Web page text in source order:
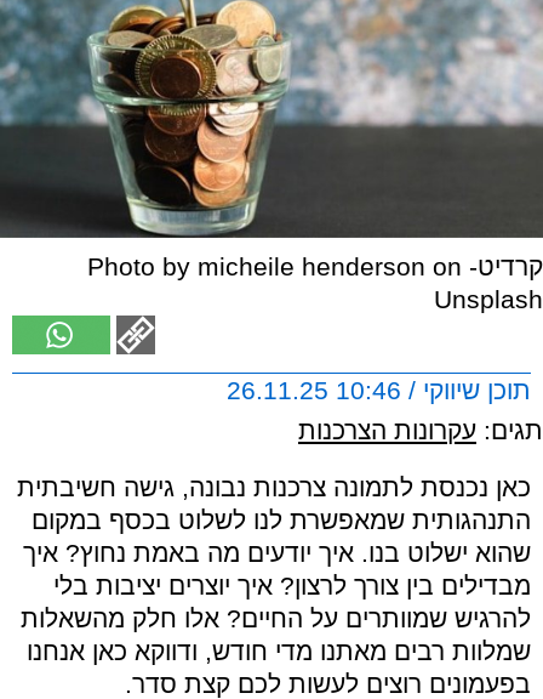
קרדיט- Photo by micheile henderson on
Unsplash
תוכן שיווקי / 10:46 26.11.25
תגים: עקרונות הצרכנות
כאן נכנסת לתמונה צרכנות נבונה, גישה חשיבתית
התנהגותית שמאפשרת לנו לשלוט בכסף במקום
שהוא ישלוט בנו. איך יודעים מה באמת נחוץ? איך
מבדילים בין צורך לרצון? איך יוצרים יציבות בלי
להרגיש שמוותרים על החיים? אלו חלק מהשאלות
שמלוות רבים מאתנו מדי חודש, ודווקא כאן אנחנו
בפעמונים רוצים לעשות לכם קצת סדר.